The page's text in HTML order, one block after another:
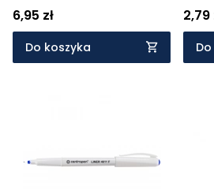
6,95 zł
Do koszyka
2,79